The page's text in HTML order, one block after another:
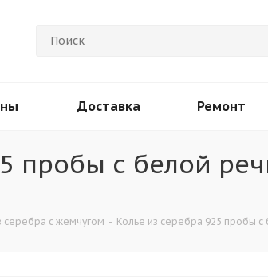
Доставка Ремонт
пробы с белой
серебра с жемчугом - Колье из серебра 925 пробы